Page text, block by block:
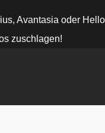
Avantasia oder
zuschlagen!